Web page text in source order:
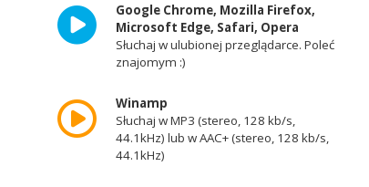
Google Chrome, Mozilla Firefox,
Microsoft Edge, Safari, Opera
Słuchaj w ulubionej przeglądarce. Poleć
znajomym :)
Winamp
Słuchaj w MP3 (stereo, 128 kb/s,
44.1kHz) lub w AAC+ (stereo, 128 kb/s,
44.1kHz)